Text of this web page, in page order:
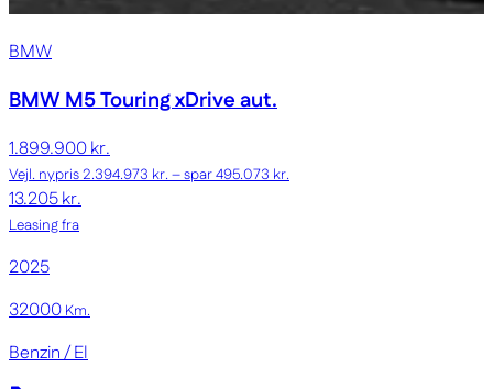
BMW
BMW M5Touring xDrive aut.
1.899.900 kr.
Vejl. nypris 2.394.973 kr. – spar 495.073 kr.
13.205 kr.
Leasing fra
2025
32000 Km.
Benzin / El